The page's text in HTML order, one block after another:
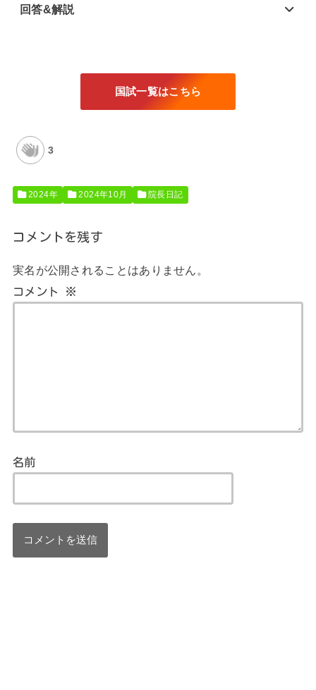
回答&解説
国試一覧はこちら
3
2024年 2024年10月 院長日記
コメントを残す
実名が公開されることはありません。
コメント ※
名前